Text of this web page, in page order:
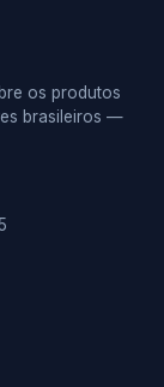
os produtos
brasileiros —